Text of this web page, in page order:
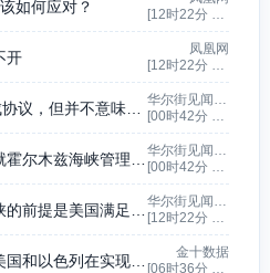
如何应对？
开
凤凰网
金十数据